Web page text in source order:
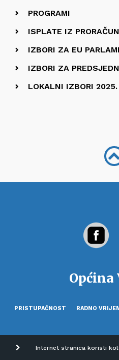
PROGRAMI
ISPLATE IZ
IZBORI ZA EU
IZBORI ZA
LOKALNI IZBORI 2025.
Općina
PRISTUPAČNOST RADNO
Internet stranica koristi